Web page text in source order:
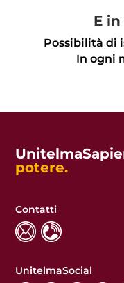
E
Possibilità di
In ogni
potere.
Contatti
UnitelmaSocial